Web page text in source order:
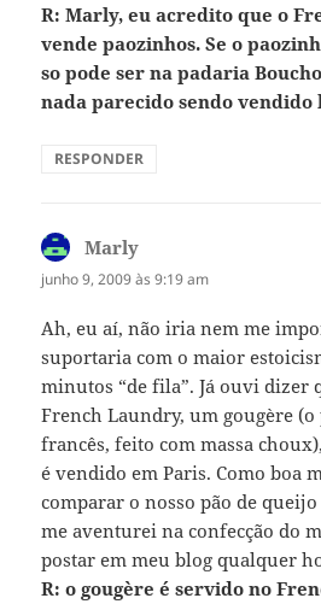
R: Marly, eu acredito que o
vende paozinhos. Se o
so pode ser na padaria
nada parecido sendo vendido
RESPONDER
Marly
junho 9, 2009 às 9:19 am
Ah, eu aí, não iria nem me
suportaria com o maior
minutos “de fila”. Já ouvi dizer
French Laundry, um gougère
francês, feito com massa
é vendido em Paris. Como boa
comparar o nosso pão de queijo
me aventurei na confecção do
postar em meu blog qualquer
R: o gougère é servido no